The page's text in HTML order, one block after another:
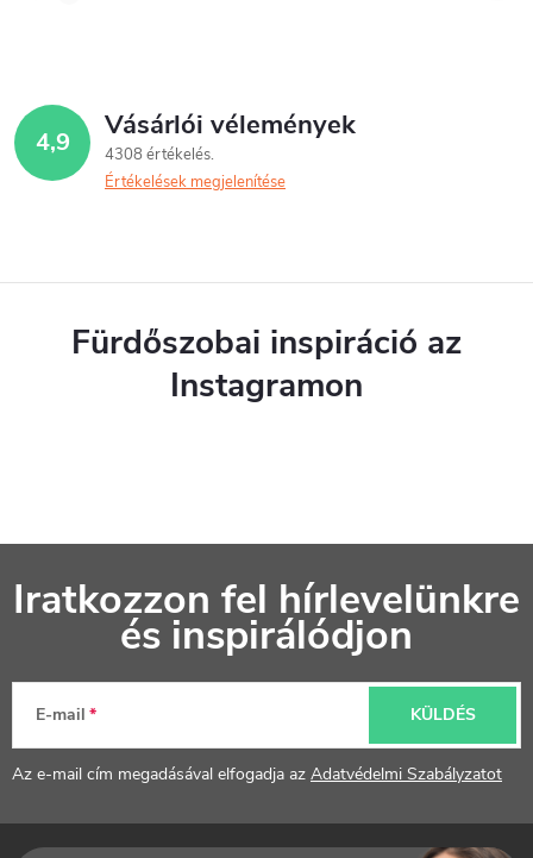
4,9 Vásárlói vélemények
4308 értékelés
Értékelések megjelenítése
Fürdőszobai inspiráció az
Instagramon
á
é
Iratkozzon fel hírlevelünkre
és inspirálódjon
E-mail
Az e-mail cím megadásával elfogadja az Adatvédelmi Szabályzatot
KÜLDÉS